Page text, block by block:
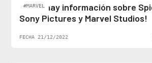
#MARVEL
¡Al fin hay información sobre
Sony Pictures y Marvel Studios!
FECHA 21/12/2022